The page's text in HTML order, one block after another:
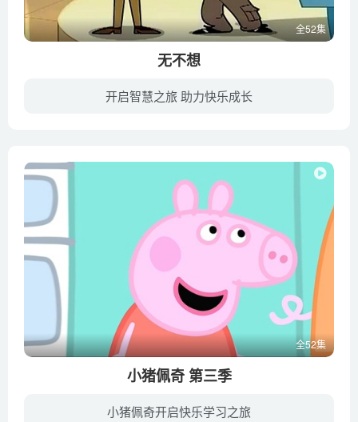
全52集
无不想
开启智慧之旅 助力快乐成长
全52集
小猪佩奇 第三季
小猪佩奇开启快乐学习之旅